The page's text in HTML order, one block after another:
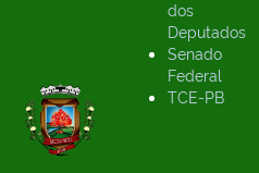
dos
Deputados
Senado
Federal
TCE-PB